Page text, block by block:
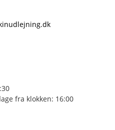
fra klokken: 16:00